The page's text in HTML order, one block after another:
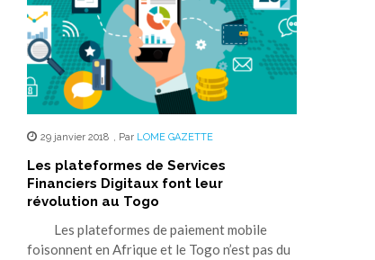
29 janvier 2018 , Par LOME GAZETTE
Les plateformes de Services
Financiers Digitaux font leur
révolution au Togo
Les plateformes de paiement mobile
foisonnent en Afrique et le Togo n’est pas du